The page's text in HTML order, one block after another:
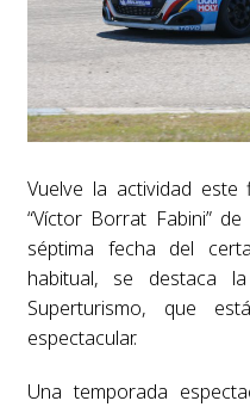
Vuelve la actividad
“Víctor Borrat Fabini”
séptima fecha del
habitual, se destaca
Superturismo, que
espectacular.
Una temporada